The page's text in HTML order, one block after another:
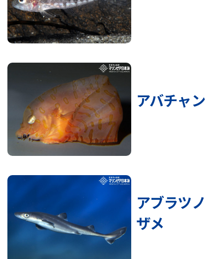
アバチャン
アブラツノ
ザメ